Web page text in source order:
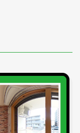
松崎
3K〜3LDK